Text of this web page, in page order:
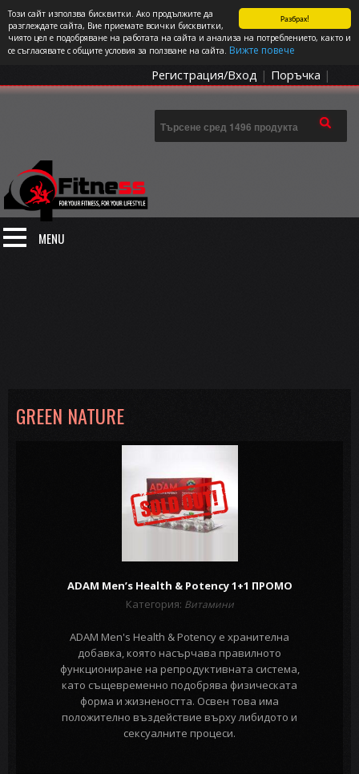
Разбрах!
Този сайт използва бисквитки. Ако продължите да
разглеждате сайта, Вие приемате всички бисквитки,
чиято цел е подобряване на работата на сайта и анализа на потреблението, както и
се съгласявате с общите условия за ползване на сайта. Вижте повече
СПОРТЪТ И ДОБАВКИТЕ КАТО НАЧИН НА ЖИВОТ
0 артикула Цена: 0.00€
Регистрация/Вход | Поръчка |
MENU
GREEN NATURE
ADAM Men’s Health & Potency 1+1 ПРОМО
Категория: Витамини
ADAM Men's Health & Potency е хранителна
добавка, която насърчава правилното
функциониране на репродуктивната система,
като същевременно подобрява физическата
форма и жизнеността. Освен това има
положително въздействие върху либидото и
сексуалните процеси.